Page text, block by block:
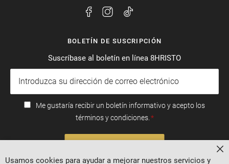
BOLETÍN DE SUSCRIPCIÓN
Suscríbase al boletín en línea 8HRISTO
Me gustaría recibir un boletín informativo y acepto los
términos y condiciones.
Usamos cookies para ayudar a mejorar nuestros servicios y